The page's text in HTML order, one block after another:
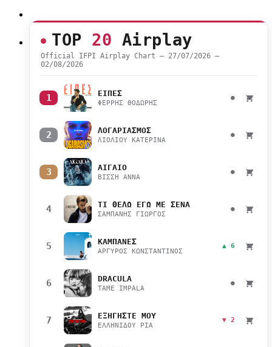
TOP 20 Airplay
Official IFPI Airplay Chart — 27/07/2026 –
02/08/2026
1 ΕΙΠΕΣ
ΦΕΡΡΗΣ ΘΟΔΩΡΗΣ
●
2 ΛΟΓΑΡΙΑΣΜΟΣ
ΛΙΟΛΙΟΥ ΚΑΤΕΡΙΝΑ
●
3 ΑΙΓΑΙΟ
ΒΙΣΣΗ ΑΝΝΑ
●
4 ΤΙ ΘΕΛΩ ΕΓΩ ΜΕ ΣΕΝΑ
ΣΑΜΠΑΝΗΣ ΓΙΩΡΓΟΣ
●
5 ΚΑΜΠΑΝΕΣ
ΑΡΓΥΡΟΣ ΚΩΝΣΤΑΝΤΙΝΟΣ
▲ 6
6 DRACULA
TAME IMPALA
●
7 ΕΞΗΓΗΣΤΕ ΜΟΥ
ΕΛΛΗΝΙΔΟΥ ΡΙΑ
▼ 2